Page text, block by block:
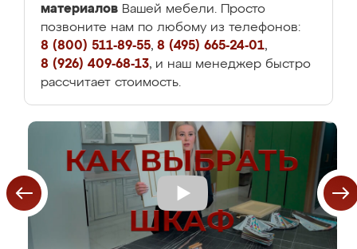
материалов Вашей мебели. Просто
позвоните нам по любому из телефонов:
8 (800) 511-89-55, 8 (495) 665-24-01,
8 (926) 409-68-13, и наш менеджер быстро
рассчитает стоимость.